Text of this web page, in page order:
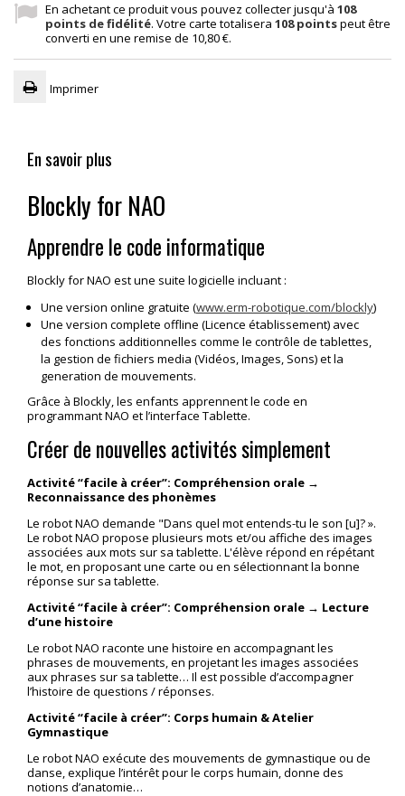
En achetant ce produit vous pouvez collecter jusqu'à 108
points de fidélité. Votre carte totalisera 108pointspeut être
converti en une remise de 10,80 €.
Imprimer
En savoir plus
Blockly for NAO
Apprendre le code informatique
Blockly for NAO est une suite logicielle incluant :
Une version online gratuite (www.erm-robotique.com/blockly)
Une version complete offline (Licence établissement) avec
des fonctions additionnelles comme le contrôle de tablettes,
la gestion de fichiers media (Vidéos, Images, Sons) et la
generation de mouvements.
Grâce à Blockly, les enfants apprennent le code en
programmant NAO et l’interface Tablette.
Créer de nouvelles activités simplement
Activité “facile à créer”: Compréhension orale →
Reconnaissance des phonèmes
Le robot NAO demande "Dans quel mot entends-tu le son [u]? ».
Le robot NAO propose plusieurs mots et/ou affiche des images
associées aux mots sur sa tablette. L'élève répond en répétant
le mot, en proposant une carte ou en sélectionnant la bonne
réponse sur sa tablette.
Activité “facile à créer”: Compréhension orale → Lecture
d’une histoire
Le robot NAO raconte une histoire en accompagnant les
phrases de mouvements, en projetant les images associées
aux phrases sur sa tablette… Il est possible d’accompagner
l’histoire de questions / réponses.
Activité “facile à créer”: Corps humain & Atelier
Gymnastique
Le robot NAO exécute des mouvements de gymnastique ou de
danse, explique l’intérêt pour le corps humain, donne des
notions d’anatomie…